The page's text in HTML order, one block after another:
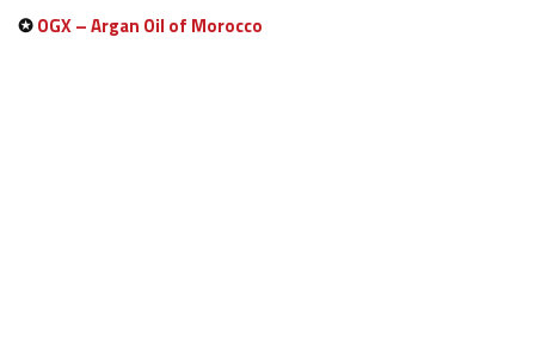
✪OGX – Argan Oil of Morocco